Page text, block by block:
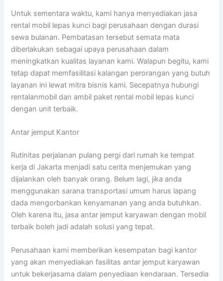
Untuk sementara waktu, kami hanya menyediakan jasa
rental mobil lepas kunci bagi perusahaan dengan durasi
sewa bulanan. Pembatasan tersebut semata mata
diberlakukan sebagai upaya perusahaan dalam
meningkatkan kualitas layanan kami. Walapun begitu, kami
tetap dapat memfasilitasi kalangan perorangan yang butuh
layanan ini lewat mitra bisnis kami. Secepatnya hubungi
rentalanmobil dan ambil paket rental mobil lepas kunci
dengan unit terbaik.
Antar jemput Kantor
Rutinitas perjalanan pulang pergi dari rumah ke tempat
kerja di Jakarta menjadi satu cerita menjemukan yang
dijalankan oleh banyak orang. Belum lagi, jika anda
menggunakan sarana transportasi umum harus lapang
dada mengorbankan kenyamanan yang anda butuhkan.
Oleh karena itu, jasa antar jemput karyawan dengan mobil
terbaik boleh jadi adalah solusi yang tepat.
Perusahaan kami memberikan kesempatan bagi kantor
yang akan menyediakan fasilitas antar jemput karyawan
untuk bekerjasama dalam penyediaan kendaraan. Tersedia